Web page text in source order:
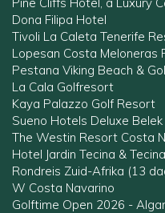
Dona Filipa Hotel
Tivoli La Caleta Tenerife
Lopesan Costa Meloneras
Pestana Viking Beach &
La Cala Golfresort
Kaya Palazzo Golf Resort
Sueno Hotels Deluxe Belek
The Westin Resort Costa
Hotel Jardin Tecina &
Rondreis Zuid-Afrika (13
W Costa Navarino
Golftime Open 2026 -